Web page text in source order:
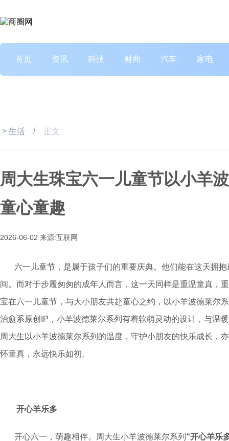
首页 资讯 科技 财商 汽车 家电
> 生活 / 正文
周大生珠宝六一儿童节以小羊
童心童趣
2026-06-02 来源:互联网
六一儿童节，是属于孩子们的重要庆典。他们能在这天拥抱
间。而对于步履匆匆的成年人而言，这一天同样是重温童真，
宝在六一儿童节，与大小朋友共赴童心之约，以小羊波德莱尔
治愈系原创IP，小羊波德莱尔系列有着软萌灵动的设计，与温
周大生以小羊波德莱尔系列的温度，守护小朋友的快乐成长，
怀童真，永远快乐如初。
开心羊乐多
开心六一，萌趣相伴。周大生小羊波德莱尔系列 “开心羊乐